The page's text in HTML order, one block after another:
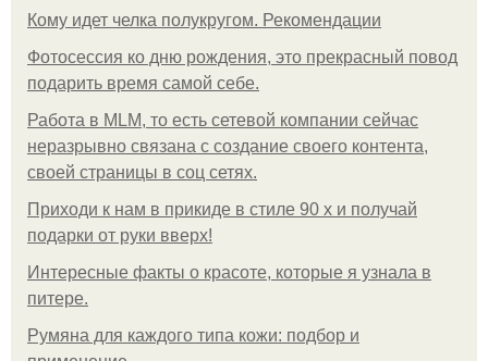
Кому идет челка полукругом. Рекомендации
Фотосессия ко дню рождения, это прекрасный повод
подарить время самой себе.
Работа в MLM, то есть сетевой компании сейчас
неразрывно связана с создание своего контента,
своей страницы в соц сетях.
Приходи к нам в прикиде в стиле 90 х и получай
подарки от руки вверх!
Интересные факты о красоте, которые я узнала в
питере.
Румяна для каждого типа кожи: подбор и